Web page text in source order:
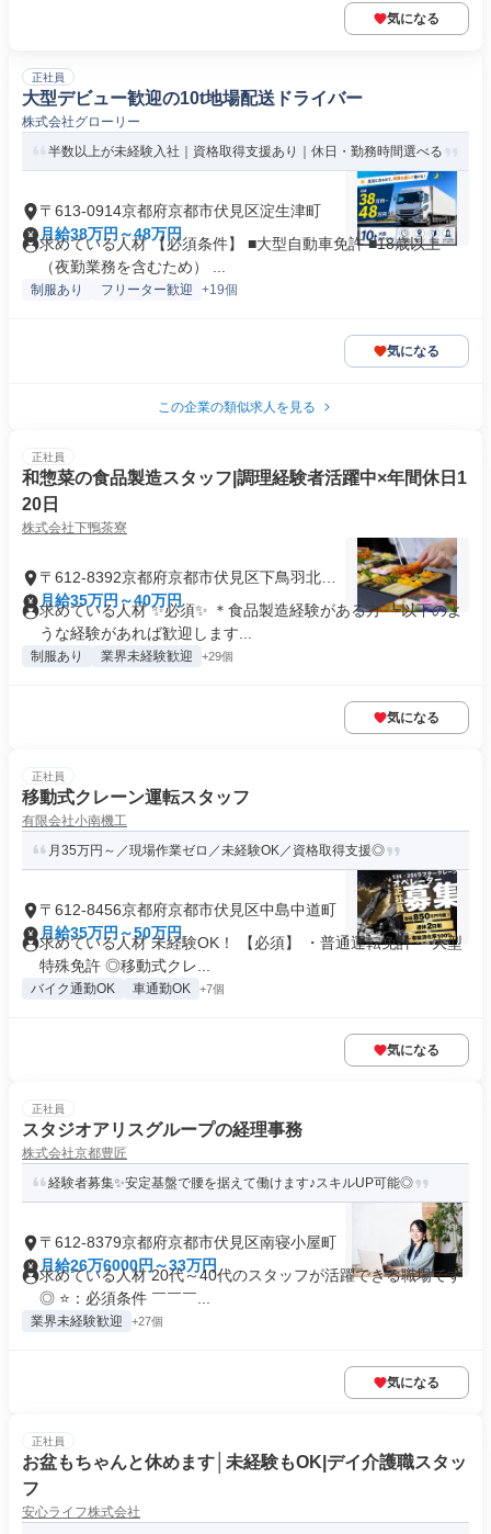
気になる
正社員
大型デビュー歓迎の10t地場配送ドライバー
株式会社グローリー
半数以上が未経験入社｜資格取得支援あり｜休日・勤務時間選べる
〒613-0914京都府京都市伏見区淀生津町
月給38万円～48万円
求めている人材 【必須条件】 ■大型自動車免許 ■18歳以上
（夜勤業務を含むため） ...
制服あり フリーター歓迎 +19個
気になる
この企業の類似求人を見る
正社員
和惣菜の食品製造スタッフ|調理経験者活躍中×年間休日1
20日
株式会社下鴨茶寮
〒612-8392京都府京都市伏見区下鳥羽北ノ
口町
月給35万円～40万円
求めている人材 ✨必須✨ ＊食品製造経験がある方 ┗以下のよ
うな経験があれば歓迎します...
制服あり 業界未経験歓迎 +29個
気になる
正社員
移動式クレーン運転スタッフ
有限会社小南機工
月35万円～／現場作業ゼロ／未経験OK／資格取得支援◎
〒612-8456京都府京都市伏見区中島中道町
月給35万円～50万円
求めている人材 未経験OK！ 【必須】 ・普通運転免許 ・大型
特殊免許 ◎移動式クレ...
バイク通勤OK 車通勤OK +7個
気になる
正社員
スタジオアリスグループの経理事務
株式会社京都豊匠
経験者募集✨安定基盤で腰を据えて働けます♪スキルUP可能◎
〒612-8379京都府京都市伏見区南寝小屋町
月給26万6000円～33万円
求めている人材 20代～40代のスタッフが活躍できる職場です
◎ ⭐：必須条件 ￣￣￣...
業界未経験歓迎 +27個
気になる
正社員
お盆もちゃんと休めます│未経験もOK|デイ介護職スタッ
フ
安心ライフ株式会社